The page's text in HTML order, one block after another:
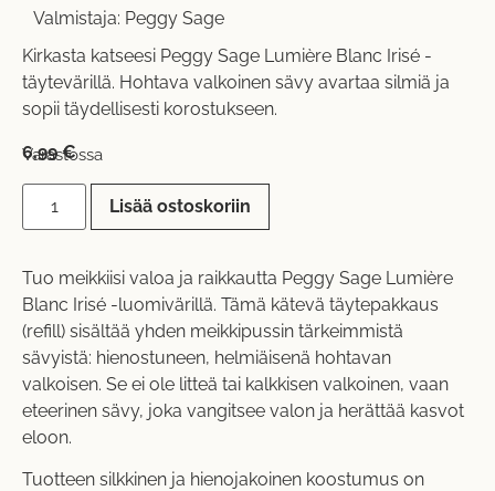
Valmistaja: Peggy Sage
Kirkasta katseesi Peggy Sage Lumière Blanc Irisé -
täytevärillä. Hohtava valkoinen sävy avartaa silmiä ja
sopii täydellisesti korostukseen.
6,99€
Varastossa
Lisää ostoskoriin
Tuo meikkiisi valoa ja raikkautta Peggy Sage Lumière
Blanc Irisé -luomivärillä. Tämä kätevä täytepakkaus
(refill) sisältää yhden meikkipussin tärkeimmistä
sävyistä: hienostuneen, helmiäisenä hohtavan
valkoisen. Se ei ole litteä tai kalkkisen valkoinen, vaan
eteerinen sävy, joka vangitsee valon ja herättää kasvot
eloon.
Tuotteen silkkinen ja hienojakoinen koostumus on